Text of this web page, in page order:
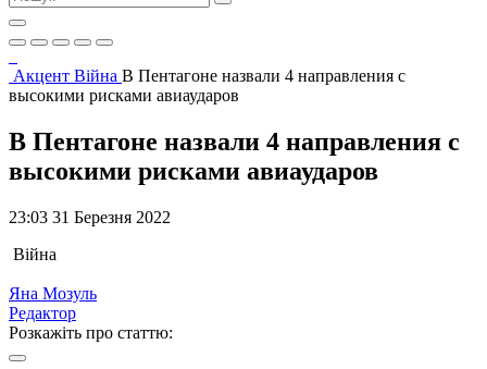
Акцент Війна В Пентагоне назвали 4 направления с
высокими рисками авиаударов
В Пентагоне назвали 4 направления с
высокими рисками авиаударов
23:03 31 Березня 2022
Війна
Яна Мозуль
Редактор
Розкажіть про статтю: